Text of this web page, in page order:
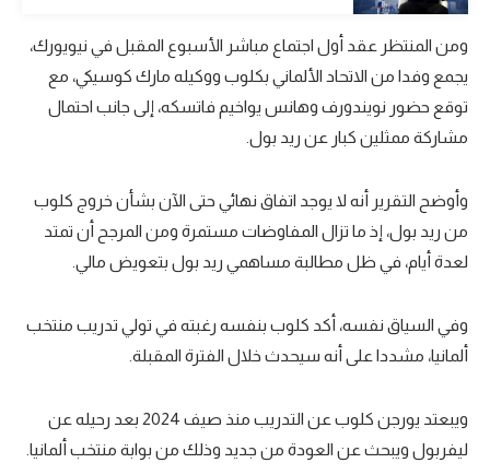
فيديو في الجول
ومن المنتظر عقد أول اجتماع مباشر الأسبوع المقبل في نيويورك،
يجمع وفدا من الاتحاد الألماني بكلوب ووكيله مارك كوسيكي، مع
توقع حضور نويندورف وهانس يواخيم فاتسكه، إلى جانب احتمال
مشاركة ممثلين كبار عن ريد بول.
وأوضح التقرير أنه لا يوجد اتفاق نهائي حتى الآن بشأن خروج كلوب
من ريد بول، إذ ما تزال المفاوضات مستمرة ومن المرجح أن تمتد
لعدة أيام، في ظل مطالبة مساهمي ريد بول بتعويض مالي.
وفي السياق نفسه، أكد كلوب بنفسه رغبته في تولي تدريب منتخب
ألمانيا، مشددا على أنه سيحدث خلال الفترة المقبلة.
ويبعتد يورجن كلوب عن التدريب منذ صيف 2024 بعد رحيله عن
ليفربول ويبحث عن العودة من جديد وذلك من بوابة منتخب ألمانيا.